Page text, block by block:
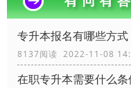
专升本报名有哪些方式
8137阅读 2022-11-08
在职专升本需要什么条